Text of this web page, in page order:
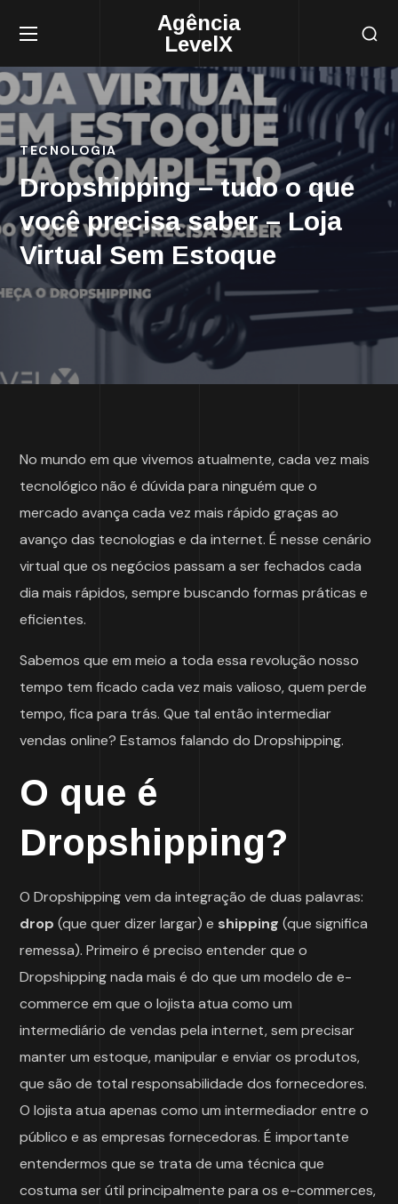
Agência
LevelX
TECNOLOGIA
Dropshipping – tudo o que
você precisa saber – Loja
Virtual Sem Estoque
No mundo em que vivemos atualmente, cada vez mais
tecnológico não é dúvida para ninguém que o
mercado avança cada vez mais rápido graças ao
avanço das tecnologias e da internet. É nesse cenário
virtual que os negócios passam a ser fechados cada
dia mais rápidos, sempre buscando formas práticas e
eficientes.
Sabemos que em meio a toda essa revolução nosso
tempo tem ficado cada vez mais valioso, quem perde
tempo, fica para trás. Que tal então intermediar
vendas online? Estamos falando do Dropshipping.
O que é
Dropshipping?
O Dropshipping vem da integração de duas palavras:
drop (que quer dizer largar) e shipping (que significa
remessa). Primeiro é preciso entender que o
Dropshipping nada mais é do que um modelo de e-
commerce em que o lojista atua como um
intermediário de vendas pela internet, sem precisar
manter um estoque, manipular e enviar os produtos,
que são de total responsabilidade dos fornecedores.
O lojista atua apenas como um intermediador entre o
público e as empresas fornecedoras. É importante
entendermos que se trata de uma técnica que
costuma ser útil principalmente para os e-commerces,